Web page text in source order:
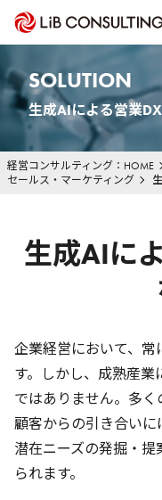
SOLUTION
生成AIによる営業
経営コンサルティング：HOME
セールス・マーケティング
生成AIに
企業経営において、常
す。しかし、成熟産
ではありません。多
顧客からの引き合い
潜在ニーズの発掘・
られます。